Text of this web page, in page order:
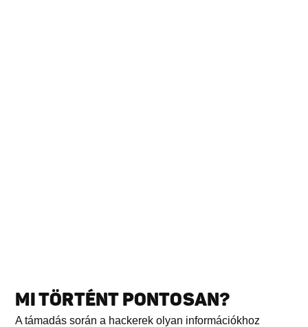
MI TÖRTÉNT PONTOSAN?
A támadás során a hackerek olyan információkhoz